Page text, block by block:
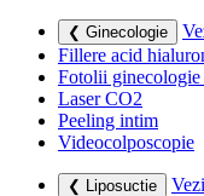
❮ Ginecologie
Fillere acid
Fotolii
Laser CO2
Peeling intim
Videocolposcopie
❮ Liposuctie